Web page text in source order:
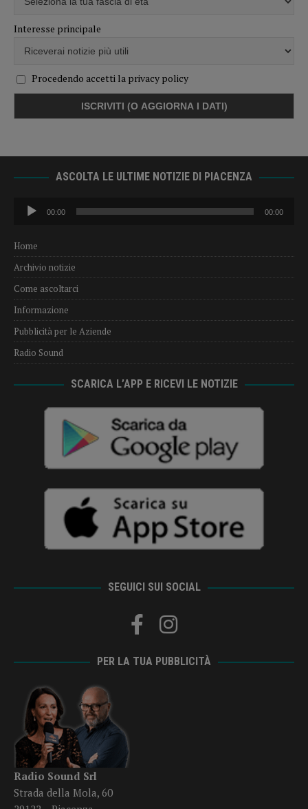
Interesse principale
Procedendo accetti la privacy policy
ASCOLTA LE ULTIME NOTIZIE DI PIACENZA
Audio
Player
00:00 00:00
Home
Archivio notizie
Come ascoltarci
Informazione
Pubblicità per le Aziende
Radio Sound
SCARICA L’APP E RICEVI LE NOTIZIE
SEGUICI SUI SOCIAL
PER LA TUA PUBBLICITÀ
Radio Sound Srl
Strada della Mola, 60